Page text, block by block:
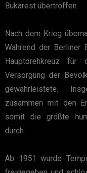
Bukarest übertroffen.
Nach dem Krieg
Während der
Hauptdrehkreuz
Versorgung der
gewährleistete.
zusammen mit den
somit die größte
durch.
Ab 1951 wurde